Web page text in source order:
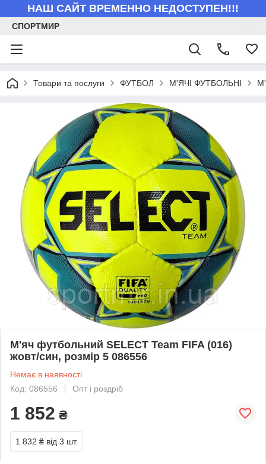
НАШ САЙТ ВРЕМЕННО НЕДОСТУПЕН!!!
СПОРТМИР
Товари та послуги ФУТБОЛ М'ЯЧІ ФУТБОЛЬНІ
М'яч футбольний SELECT Team FIFA (016)
жовт/син, розмір 5 086556
Немає в наявності
Код: 086556
Опт і роздріб
1 852 ₴
1 832 ₴ від 3 шт.